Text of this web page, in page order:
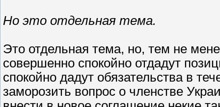
Но это отдельная тема.
Это отдельная тема, но, тем не
совершенно спокойно отдадут
спокойно дадут обязательства в
заморозить вопрос о членстве